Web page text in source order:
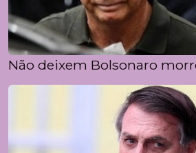
Não deixem Bolsonaro